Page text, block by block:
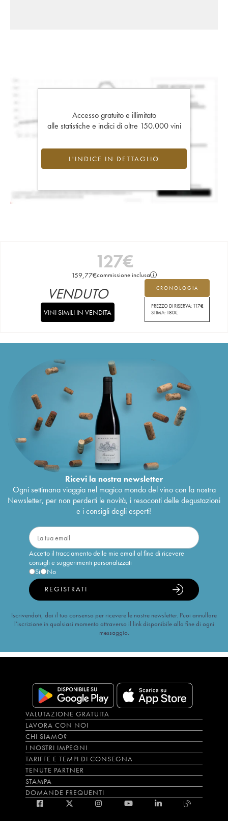
Accesso gratuito e illimitato
alle statistiche e indici di oltre 150.000 vini
L'INDICE IN DETTAGLIO
127€
159,77€commissione inclusa
CRONOLOGIA
PREZZO DI RISERVA: 117€
STIMA: 180€
VENDUTO
VINI SIMILI IN VENDITA
Ricevi la nostra newsletter
Ogni settimana viaggia nel magico mondo del vino con la nostra
Newsletter, per non perderti le novità, i resoconti delle degustazioni
e i consigli degli esperti!
Accetto il tracciamento delle mie email al fine di ricevere
consigli e suggerimenti personalizzati
Sì
No
REGISTRATI
Iscrivendoti, dai il tuo consenso per ricevere le nostre newsletter. Puoi annullare
l’iscrizione in qualsiasi momento attraverso il link disponibile alla fine di ogni
messaggio.
VALUTAZIONE GRATUITA
LAVORA CON NOI
CHI SIAMO?
I NOSTRI IMPEGNI
TARIFFE E TEMPI DI CONSEGNA
TENUTE PARTNER
STAMPA
DOMANDE FREQUENTI